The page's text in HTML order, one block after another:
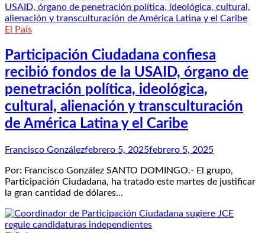
El País
Participación Ciudadana confiesa
recibió fondos de la USAID, órgano de
penetración política, ideológica,
cultural, alienación y transculturación
de América Latina y el Caribe
Francisco Gonzálezfebrero 5, 2025febrero 5, 2025
Por: Francisco González SANTO DOMINGO.- El grupo,
Participación Ciudadana, ha tratado este martes de justificar
la gran cantidad de dólares…